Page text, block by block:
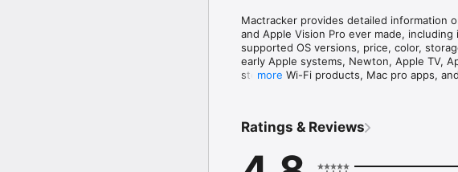
Mactracker provides detailed information
and Apple Vision Pro ever made,
supported OS versions, price, color,
early Apple systems, Newton, Apple TV,
storage, Wi-Fi products, Mac pro apps,
color, serial number, condition, purchase
more
Ratings & Reviews